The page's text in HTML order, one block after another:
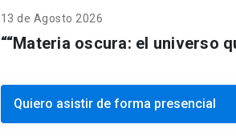
13 de Agosto 2026
““Materia oscura: el universo
Quiero asistir de forma presencial